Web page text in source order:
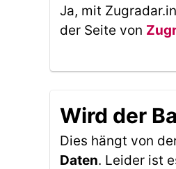
Ja, mit
der Seite von
Wird der
Dies hängt von
Daten. Leider ist